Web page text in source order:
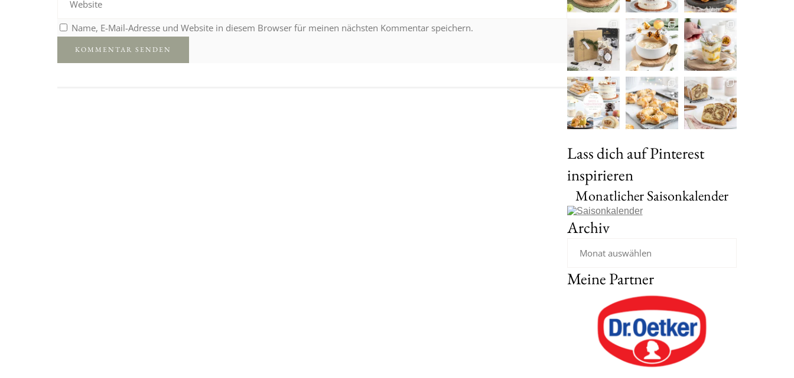
Name, E-Mail-Adresse und Website in diesem Browser für meinen nächsten Kommentar speichern.
Lass dich auf Pinterest
inspirieren
Monatlicher Saisonkalender
Archiv
Meine Partner